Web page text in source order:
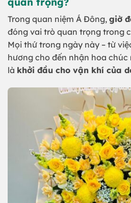
Trong quan niệm Á Đông, giờ
đóng vai trò quan trọng trong
Mọi thứ trong ngày này – từ
hương cho đến nhận hoa chúc
là khởi đầu cho vận khí của